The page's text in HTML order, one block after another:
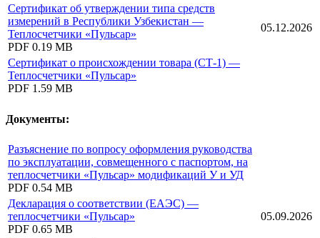
Сертификат об утверждении типа средств
измерений в Республики Узбекистан —
Теплосчетчики «Пульсар»
PDF 0.19 MB
05.12.2026
Сертификат о происхождении товара (СТ-1) —
Теплосчетчики «Пульсар»
PDF 1.59 MB
Документы:
Разъяснение по вопросу оформления руководства
по эксплуатации, совмещенного с паспортом, на
теплосчетчики «Пульсар» модификаций У и УД
PDF 0.54 MB
Декларация о соответствии (ЕАЭС) —
теплосчетчики «Пульсар»
PDF 0.65 MB
05.09.2026